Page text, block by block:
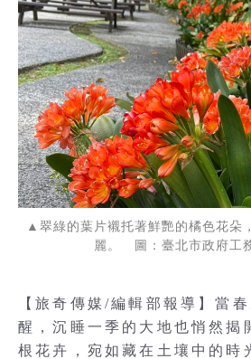
▲翠綠的葉片襯托著鮮艷的橘色花朵
麗。 圖：臺北市政府工
【旅奇傳媒/編輯部報導】當
醒，沉睡一季的大地也悄然揭
根花卉，宛如藏在土壤中的時